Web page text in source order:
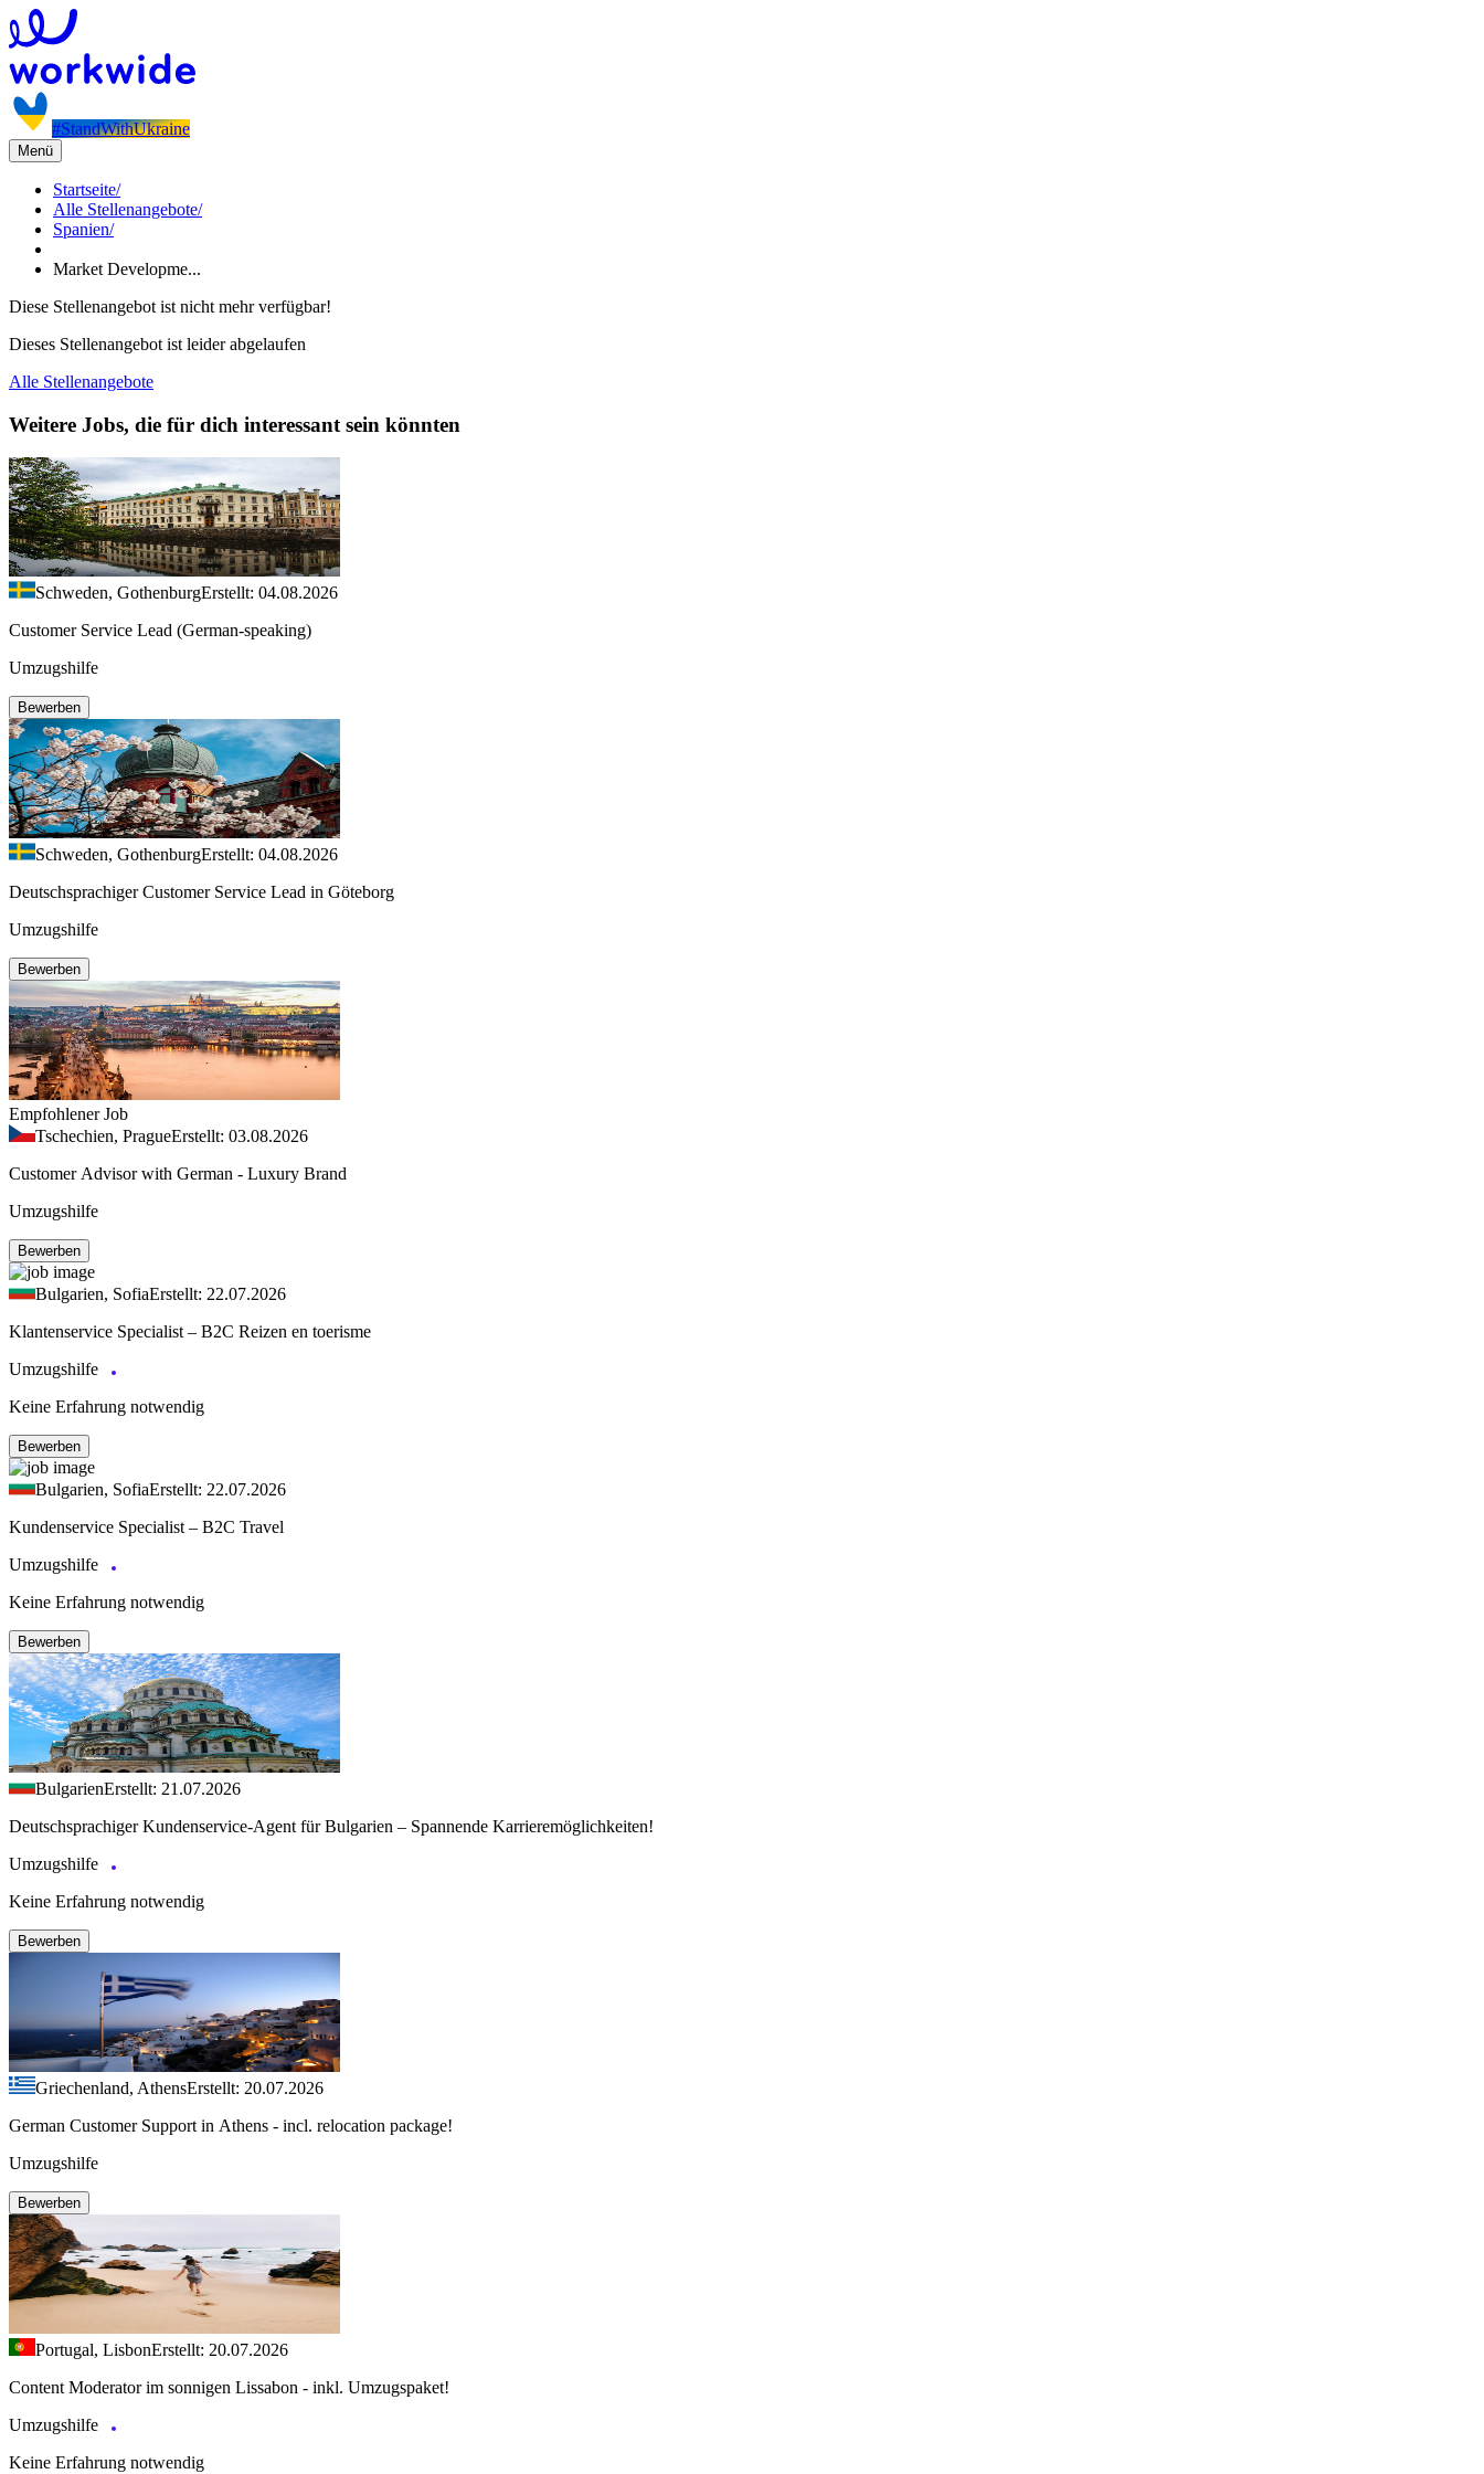
#StandWithUkraine
Menü
Startseite/
Alle Stellenangebote/
Spanien/
Market Developme...
Diese Stellenangebot ist nicht mehr verfügbar!
Dieses Stellenangebot ist leider abgelaufen
Alle Stellenangebote
Weitere Jobs, die für dich interessant sein könnten
Schweden, GothenburgErstellt: 04.08.2026
Customer Service Lead (German-speaking)
Umzugshilfe
Bewerben
Schweden, GothenburgErstellt: 04.08.2026
Deutschsprachiger Customer Service Lead in Göteborg
Umzugshilfe
Bewerben
Empfohlener Job
Tschechien, PragueErstellt: 03.08.2026
Customer Advisor with German - Luxury Brand
Umzugshilfe
Bewerben
Bulgarien, SofiaErstellt: 22.07.2026
Klantenservice Specialist – B2C Reizen en toerisme
Umzugshilfe
Keine Erfahrung notwendig
Bewerben
Bulgarien, SofiaErstellt: 22.07.2026
Kundenservice Specialist – B2C Travel
Umzugshilfe
Keine Erfahrung notwendig
Bewerben
BulgarienErstellt: 21.07.2026
Deutschsprachiger Kundenservice-Agent für Bulgarien – Spannende Karrieremöglichkeiten!
Umzugshilfe
Keine Erfahrung notwendig
Bewerben
Griechenland, AthensErstellt: 20.07.2026
German Customer Support in Athens - incl. relocation package!
Umzugshilfe
Bewerben
Portugal, LisbonErstellt: 20.07.2026
Content Moderator im sonnigen Lissabon - inkl. Umzugspaket!
Umzugshilfe
Keine Erfahrung notwendig